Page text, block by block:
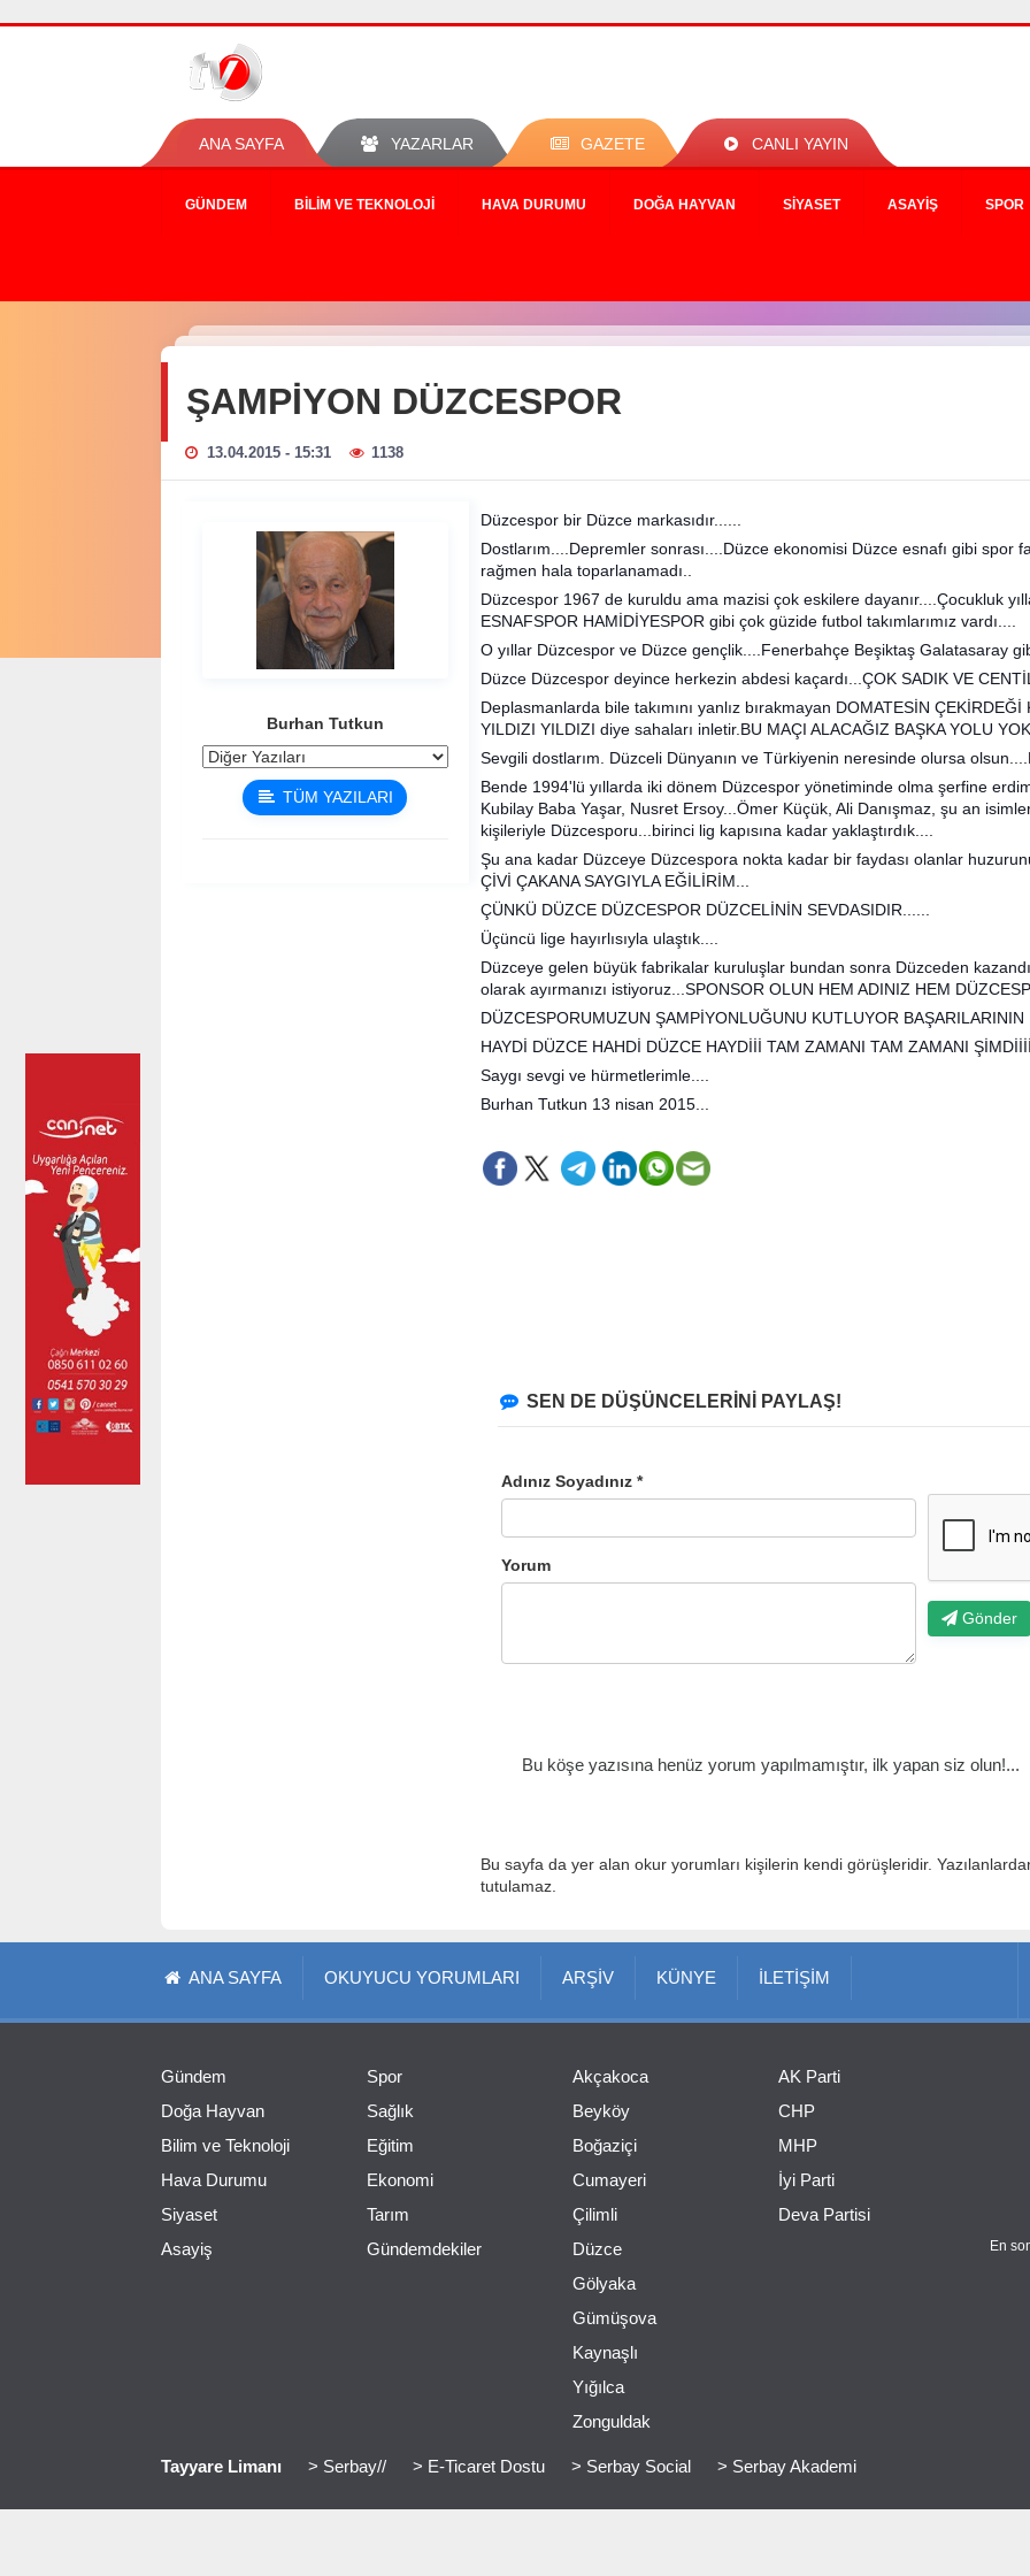
ANA SAYFA YAZARLAR GAZETE CANLI YAYIN
GÜNDEM BILIM VE TEKNOLOJI HAVA DURUMU DOĞA HAYVAN SIYASET ASAYIŞ SPOR
ŞAMPİYON DÜZCESPOR
13.04.2015 - 15:31 1138
Burhan Tutkun
TÜM YAZILARI
Düzcespor bir Düzce markasıdır......
Dostlarım....Depremler sonrası....Düzce ekonomisi Düzce esnafı gibi spor
rağmen hala toparlanamadı..
Düzcespor 1967 de kuruldu ama mazisi çok eskilere dayanır....Çocukluk
ESNAFSPOR HAMİDİYESPOR gibi çok güzide futbol takımlarımız vardı....
O yıllar Düzcespor ve Düzce gençlik....Fenerbahçe Beşiktaş Galatasaray
Düzce Düzcespor deyince herkezin abdesi kaçardı...ÇOK SADIK VE
Deplasmanlarda bile takımını yanlız bırakmayan DOMATESİN
YILDIZI YILDIZI diye sahaları inletir.BU MAÇI ALACAĞIZ BAŞKA YOLU
Sevgili dostlarım. Düzceli Dünyanın ve Türkiyenin neresinde olursa
Bende 1994'lü yıllarda iki dönem Düzcespor yönetiminde olma şerfine
Kubilay Baba Yaşar, Nusret Ersoy...Ömer Küçük, Ali Danışmaz, şu an
kişileriyle Düzcesporu...birinci lig kapısına kadar yaklaştırdık....
Şu ana kadar Düzceye Düzcespora nokta kadar bir faydası olanlar
ÇİVİ ÇAKANA SAYGIYLA EĞİLİRİM...
ÇÜNKÜ DÜZCE DÜZCESPOR DÜZCELİNİN SEVDASIDIR......
Üçüncü lige hayırlısıyla ulaştık....
Düzceye gelen büyük fabrikalar kuruluşlar bundan sonra Düzceden
olarak ayırmanızı istiyoruz...SPONSOR OLUN HEM ADINIZ HEM
DÜZCESPORUMUZUN ŞAMPİYONLUĞUNU KUTLUYOR
HAYDİ DÜZCE HAHDİ DÜZCE HAYDİİİ TAM ZAMANI TAM ZAMANI
Saygı sevgi ve hürmetlerimle....
Burhan Tutkun 13 nisan 2015...
SEN DE DÜŞÜNCELERİNİ PAYLAŞ!
Adınız Soyadınız *
Yorum
Gönder
Bu köşe yazısına henüz yorum yapılmamıştır, ilk yapan siz olun!...
Bu sayfa da yer alan okur yorumları kişilerin kendi görüşleridir.
tutulamaz.
ANA SAYFA OKUYUCU YORUMLARI ARŞİV KÜNYE İLETİŞİM
Gündem
Doğa Hayvan
Bilim ve Teknoloji
Hava Durumu
Siyaset
Asayiş
Spor
Sağlık
Eğitim
Ekonomi
Tarım
Gündemdekiler
Akçakoca
Beyköy
Boğaziçi
Cumayeri
Çilimli
Düzce
Gölyaka
Gümüşova
Kaynaşlı
Yığılca
Zonguldak
AK Parti
CHP
MHP
İyi Parti
Deva Partisi
En
Tayyare Limanı > Serbay// > E-Ticaret Dostu > Serbay Social > Serbay Akademi